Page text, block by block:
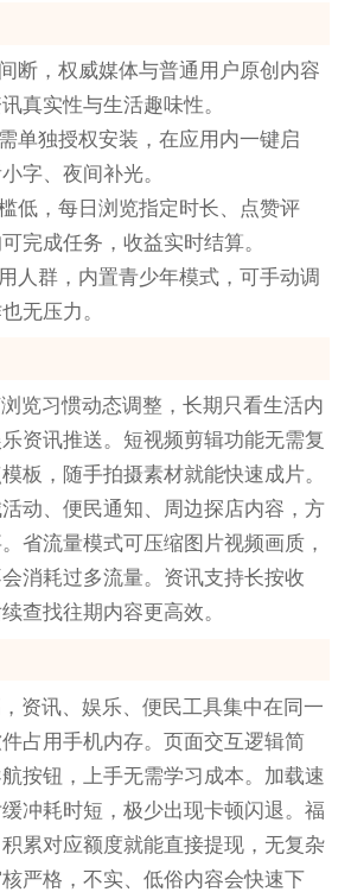
断，权威媒体与普通用户原创内容
真实性与生活趣味性。
单独授权安装，在应用内一键启
字、夜间补光。
低，每日浏览指定时长、点赞评
完成任务，收益实时结算。
人群，内置青少年模式，可手动调
无压力。
览习惯动态调整，长期只看生活内
资讯推送。短视频剪辑功能无需复
板，随手拍摄素材就能快速成片。
动、便民通知、周边探店内容，方
省流量模式可压缩图片视频画质，
消耗过多流量。资讯支持长按收
查找往期内容更高效。
资讯、娱乐、便民工具集中在同一
占用手机内存。页面交互逻辑简
按钮，上手无需学习成本。加载速
冲耗时短，极少出现卡顿闪退。福
累对应额度就能直接提现，无复杂
严格，不实、低俗内容会快速下